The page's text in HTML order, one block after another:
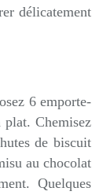
délicatement
6 emporte-
Chemisez
de biscuit
au chocolat
Quelques